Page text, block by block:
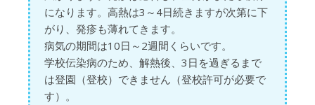
になります。高熱は3～4日続きますが次第に下
がり、発疹も薄れてきます。
病気の期間は10日～2週間くらいです。
学校伝染病のため、解熱後、3日を過ぎるまで
は登園（登校）できません（登校許可が必要で
す）。